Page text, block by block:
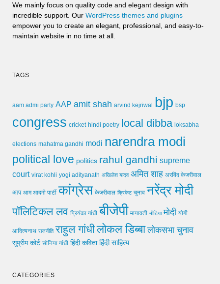
We mainly focus on quality code and elegant design with
incredible support. Our WordPress themes and plugins
empower you to create an elegant, professional, and easy-to-
maintain website in no time at all.
TAGS
aam admi party AAP amit shah arvind kejriwal bjp bsp
congress cricket hindi poetry local dibba loksabha
elections mahatma gandhi modi narendra modi
political love politics rahul gandhi supreme
court virat kohli yogi adityanath अखिलेश यादव अमित शाह अरविंद केजरीवाल
आप आम आदमी पार्टी कांग्रेस केजरीवाल क्रिकेट चुनाव नरेंद्र मोदी
पॉलिटिकल लव प्रियंका गांधी बीजेपी मायावती मीडिया मोदी योगी
आदित्यनाथ राजनीति राहुल गांधीलोकल डिब्बा लोकसभा चुनाव
सुप्रीम कोर्ट सोनिया गांधी हिंदी कविता हिंदी साहित्य
CATEGORIES